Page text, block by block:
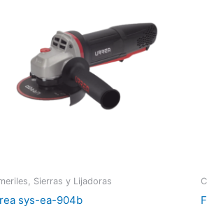
Sierras y Lijadoras
sys-ea-904b